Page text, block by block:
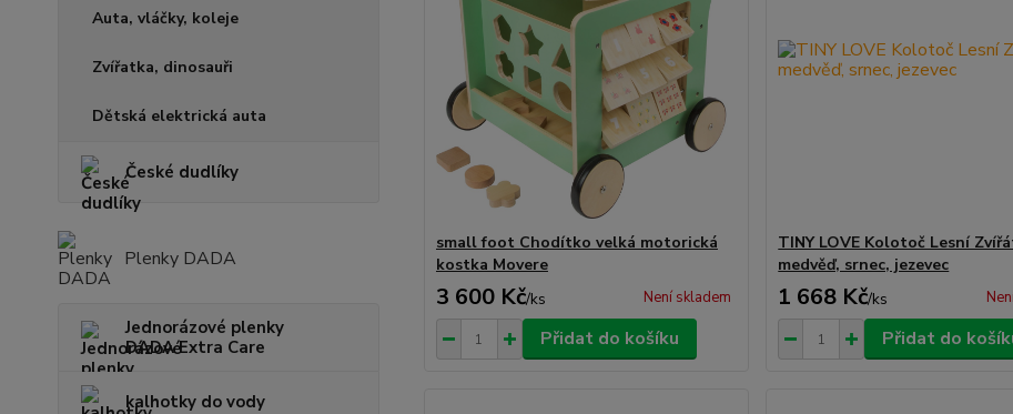
Auta, vláčky, koleje
Zvířatka, dinosauři
Dětská elektrická auta
České dudlíky
Plenky DADA
Jednorázové plenky
DADA Extra Care
kalhotky do vody
small foot Chodítko velká motorická
kostka Movere
3 600 Kč/ks Není skladem
Přidat do košíku
TINY LOVE Kolotoč Lesní
medvěď, srnec, jezevec
1 668 Kč/ks
Přidat do